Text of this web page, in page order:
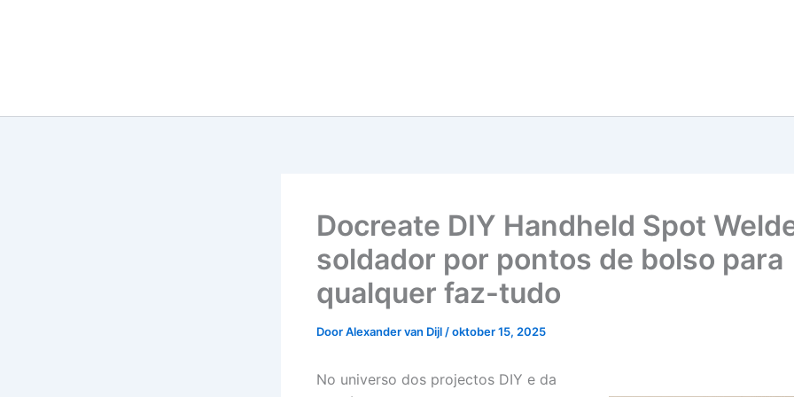
Docreate DIY Handheld Spot
soldador por pontos de bolso para
qualquer faz-tudo
DoorAlexander van Dijl /oktober 15, 2025
No universo dos projectos DIY e da